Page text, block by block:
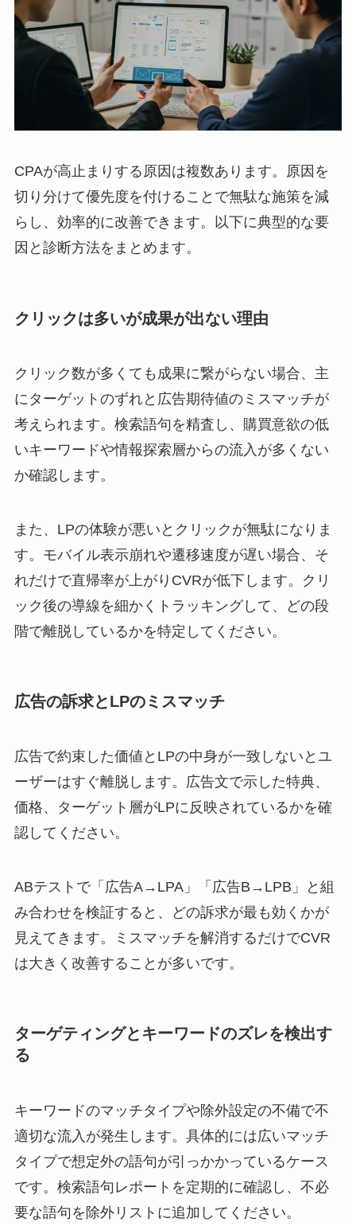
CPAが高止まりする原因は複数あります。原因を
切り分けて優先度を付けることで無駄な施策を減
らし、効率的に改善できます。以下に典型的な要
因と診断方法をまとめます。
クリックは多いが成果が出ない理由
クリック数が多くても成果に繋がらない場合、主
にターゲットのずれと広告期待値のミスマッチが
考えられます。検索語句を精査し、購買意欲の低
いキーワードや情報探索層からの流入が多くない
か確認します。
また、LPの体験が悪いとクリックが無駄になりま
す。モバイル表示崩れや遷移速度が遅い場合、そ
れだけで直帰率が上がりCVRが低下します。クリ
ック後の導線を細かくトラッキングして、どの段
階で離脱しているかを特定してください。
広告の訴求とLPのミスマッチ
広告で約束した価値とLPの中身が一致しないとユ
ーザーはすぐ離脱します。広告文で示した特典、
価格、ターゲット層がLPに反映されているかを確
認してください。
ABテストで「広告A→LPA」「広告B→LPB」と組
み合わせを検証すると、どの訴求が最も効くかが
見えてきます。ミスマッチを解消するだけでCVR
は大きく改善することが多いです。
ターゲティングとキーワードのズレを検出す
る
キーワードのマッチタイプや除外設定の不備で不
適切な流入が発生します。具体的には広いマッチ
タイプで想定外の語句が引っかかっているケース
です。検索語句レポートを定期的に確認し、不必
要な語句を除外リストに追加してください。